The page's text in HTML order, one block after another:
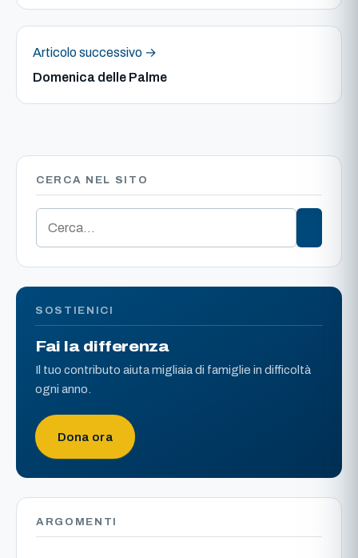
Articolo successivo →
Domenica delle Palme
CERCA NEL SITO
SOSTIENICI
Fai la differenza
Il tuo contributo aiuta migliaia di famiglie in difficoltà
ogni anno.
Dona ora
ARGOMENTI